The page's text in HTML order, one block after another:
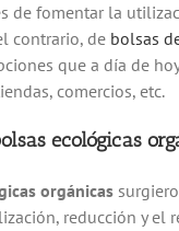
de fomentar la
contrario, de bolsas
que a día de
comercios, etc.
ecológicas
orgánicas
reducción y el